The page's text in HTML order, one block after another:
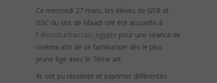
Ce mercredi 27 mars, les élèves de GSB et
GSC du site de Maadi ont été accueillis à
l’ @institutfrancais_egypte pour une séance de
cinéma afin de se familiariser dès le plus
jeune âge avec le 7ème art.
Ils ont pu ressentir et exprimer différentes